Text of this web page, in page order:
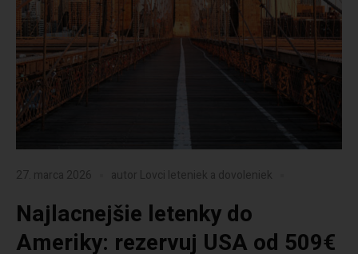
27. marca 2026 autor Lovci leteniek a dovoleniek
Najlacnejšie letenky do
Ameriky: rezervuj USA od 509€